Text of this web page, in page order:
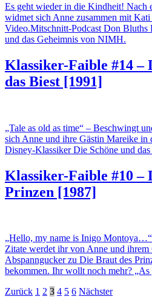
Es geht wieder in die Kindheit! Nach
widmet sich Anne zusammen mit
Video.Mitschnitt-Podcast Don
und das Geheimnis von NIMH.
Klassiker-Faible #14 –
das Biest [1991]
„Tale as old as time“ – Beschwingt
sich Anne und ihre Gästin Mareike in
Disney-Klassiker Die Schöne und das
Klassiker-Faible #10 –
Prinzen [1987]
„Hello, my name is Inigo
Zitate werdet ihr von Anne und ihrem
Abspanngucker zu Die Braut des
bekommen. Ihr wollt noch mehr?
Beitragsnavigation
Zurück 1 2 3 4 5 6 Nächster